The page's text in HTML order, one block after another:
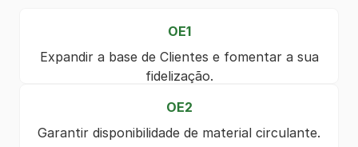
OE1
Expandir a base de Clientes e fomentar a sua
fidelização.
OE2
Garantir disponibilidade de material circulante.